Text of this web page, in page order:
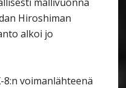
Hiroshiman
alkoi jo
8:n voimanlähteenä